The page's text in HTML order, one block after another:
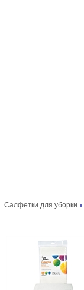
Салфетки для уборки